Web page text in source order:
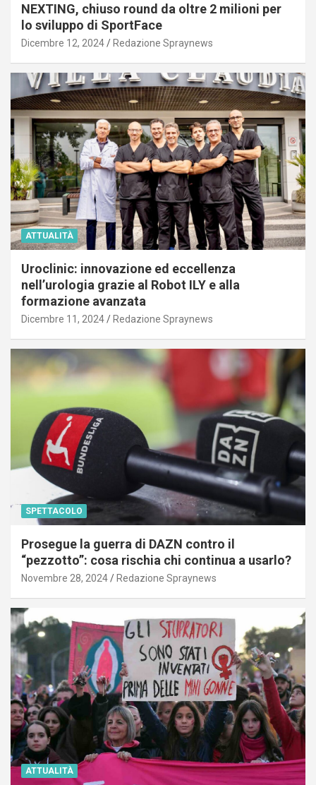
NEXTING, chiuso round da oltre 2 milioni per
lo sviluppo di SportFace
Dicembre 12, 2024 Redazione Spraynews
ATTUALITÀ
Uroclinic: innovazione ed eccellenza
nell’urologia grazie al Robot ILY e alla
formazione avanzata
Dicembre 11, 2024 Redazione Spraynews
SPETTACOLO
Prosegue la guerra di DAZN contro il
“pezzotto”: cosa rischia chi continua a usarlo?
Novembre 28, 2024 Redazione Spraynews
ATTUALITÀ